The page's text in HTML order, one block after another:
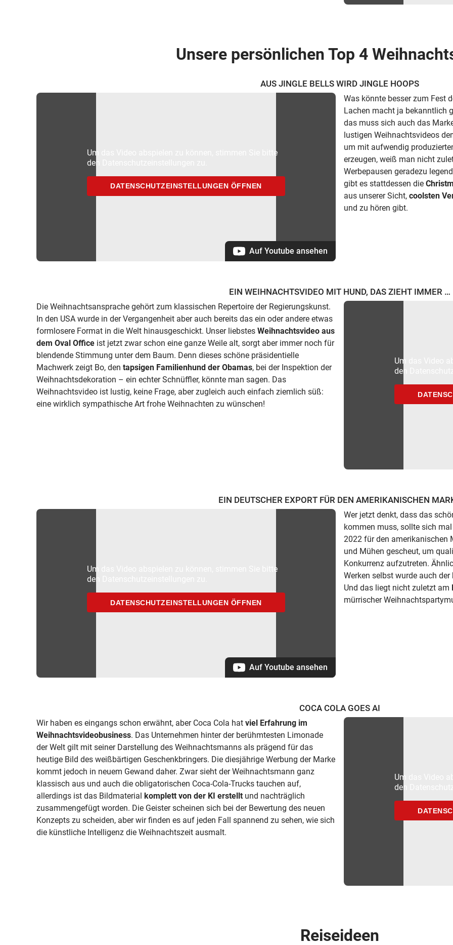
Unsere persönlichen Top 4
AUS JINGLE BELLS WIRD JINGLE HOOPS
Um das Video abspielen zu können, stimmen Sie bitte
den Datenschutzeinstellungen zu.
DATENSCHUTZEINSTELLUNGEN ÖFFNEN
Auf Youtube ansehen
Was könnte besser zum Fest
Lachen macht ja bekanntlich
das muss sich auch das
lustigen Weihnachtsvideos
um mit aufwendig
erzeugen, weiß man nicht
Werbepausen geradezu
gibt es stattdessen die
aus unserer Sicht, coolsten
und zu hören gibt.
EIN WEIHNACHTSVIDEO MIT HUND, DAS ZIEHT IMMER …
Die Weihnachtsansprache gehört zum klassischen Repertoire der Regierungskunst.
In den USA wurde in der Vergangenheit aber auch bereits das ein oder andere etwas
formlosere Format in die Welt hinausgeschickt. Unser liebstes Weihnachtsvideo aus
dem Oval Office ist jetzt zwar schon eine ganze Weile alt, sorgt aber immer noch für
blendende Stimmung unter dem Baum. Denn dieses schöne präsidentielle
Machwerk zeigt Bo, den tapsigen Familienhund der Obamas, bei der Inspektion der
Weihnachtsdekoration – ein echter Schnüffler, könnte man sagen. Das
Weihnachtsvideo ist lustig, keine Frage, aber zugleich auch einfach ziemlich süß:
eine wirklich sympathische Art frohe Weihnachten zu wünschen!
Um das Video
den
EIN DEUTSCHER EXPORT FÜR DEN AMERIKANISCHEN
Um das Video abspielen zu können, stimmen Sie bitte
den Datenschutzeinstellungen zu.
DATENSCHUTZEINSTELLUNGEN ÖFFNEN
Auf Youtube ansehen
Wer jetzt denkt, dass das
kommen muss, sollte sich
2022 für den amerikanischen
und Mühen gescheut, um
Konkurrenz aufzutreten.
Werken selbst wurde auch
Und das liegt nicht zuletzt am
mürrischer
COCA COLA GOES AI
Wir haben es eingangs schon erwähnt, aber Coca Cola hat viel Erfahrung im
Weihnachtsvideobusiness. Das Unternehmen hinter der berühmtesten Limonade
der Welt gilt mit seiner Darstellung des Weihnachtsmanns als prägend für das
heutige Bild des weißbärtigen Geschenkbringers. Die diesjährige Werbung der Marke
kommt jedoch in neuem Gewand daher. Zwar sieht der Weihnachtsmann ganz
klassisch aus und auch die obligatorischen Coca-Cola-Trucks tauchen auf,
allerdings ist das Bildmaterial
komplett von der KI erstellt und nachträglich
zusammengefügt worden. Die Geister scheinen sich bei der Bewertung des neuen
Konzepts zu scheiden, aber wir finden es auf jeden Fall spannend zu sehen, wie sich
die künstliche Intelligenz die Weihnachtszeit ausmalt.
Um das Video
den
Reiseideen